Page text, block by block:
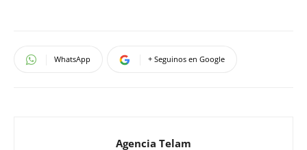
WhatsApp + Seguinos en Google
Agencia Telam